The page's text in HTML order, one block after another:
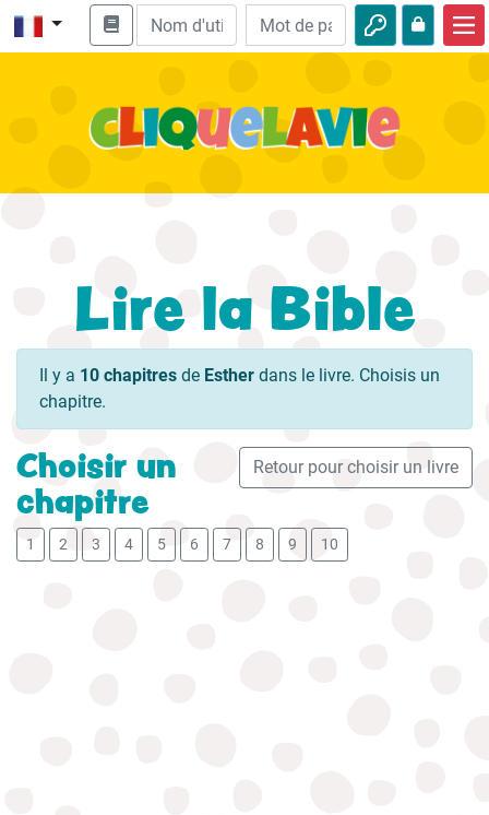
Enseignement biblique
Aventures
Loisirs
Lire la Bible
Il y a 10 chapitres de Esther dans le livre. Choisis un
chapitre.
Retour pour choisir un livre
Choisir un
chapitre
1 2 3 4 5 6 7 8 9 10